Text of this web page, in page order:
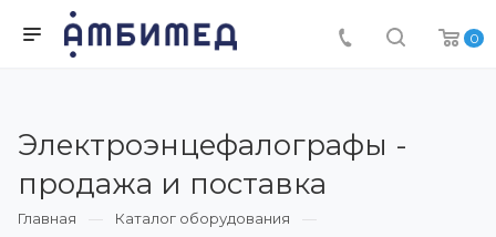
0
Электроэнцефалографы -
продажа и поставка
Главная
Каталог оборудования